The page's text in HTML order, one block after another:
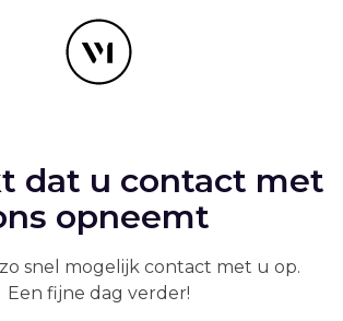
dat u contact met
opneemt
snel mogelijk contact met u op.
Een fijne dag verder!